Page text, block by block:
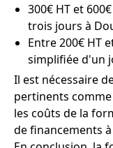
300€ HT et
trois jours à
Entre 200€ HT
simplifiée d'un
Il est nécessaire
pertinents
les coûts de la
de financements